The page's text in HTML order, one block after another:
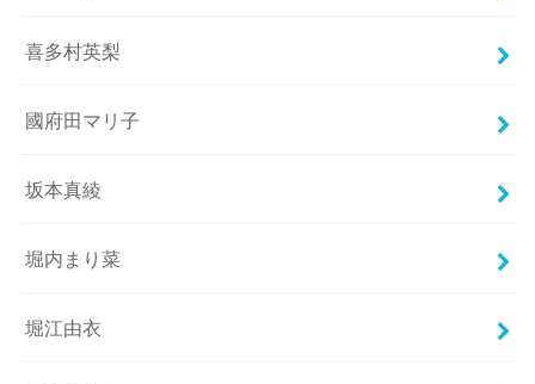
喜多村英梨
國府田マリ子
坂本真綾
堀内まり菜
堀江由衣